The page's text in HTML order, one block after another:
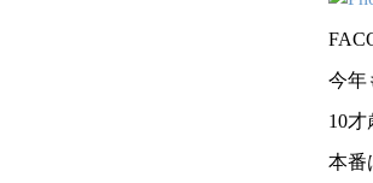
今年
10
本番